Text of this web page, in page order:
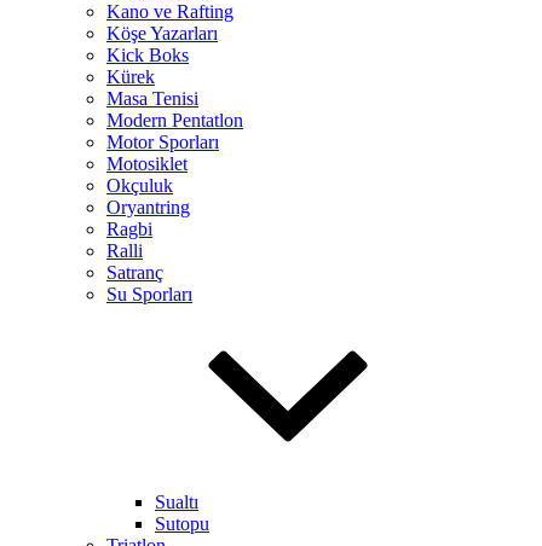
Kano ve Rafting
Köşe Yazarları
Kick Boks
Kürek
Masa Tenisi
Modern Pentatlon
Motor Sporları
Motosiklet
Okçuluk
Oryantring
Ragbi
Ralli
Satranç
Su Sporları
Sualtı
Sutopu